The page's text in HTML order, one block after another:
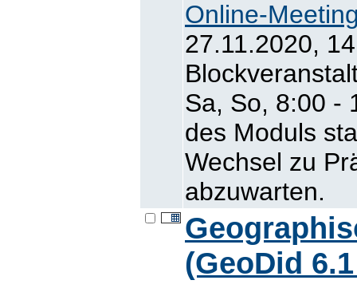
Online-
27.11.2020,
Sa, So, 8:00 -
des Moduls
Wechsel zu
abzuwarten.
(GeoDid